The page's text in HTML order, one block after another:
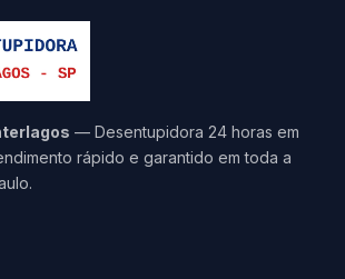
— Desentupidora 24 horas em
rápido e garantido em toda a